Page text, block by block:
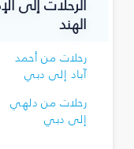
الرحلات إلى
الهند
رحلات من أحمد
آباد إلى دبي
رحلات من دلهي
إلى دبي